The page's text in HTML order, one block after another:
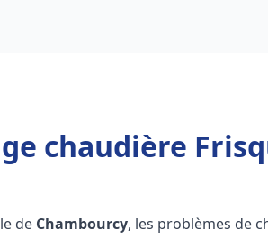
chaudière
de Chambourcy, les problèmes de